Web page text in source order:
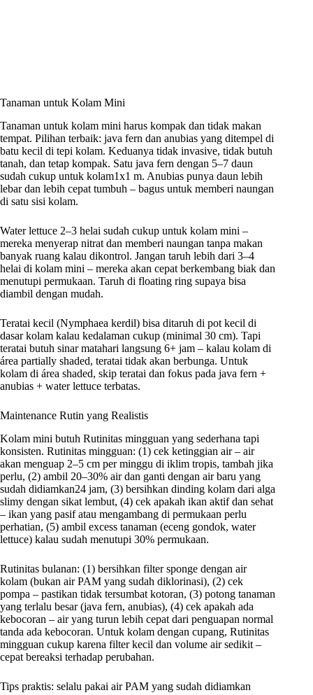
Tanaman untuk Kolam Mini
Tanaman untuk kolam mini harus kompak dan tidak makan
tempat. Pilihan terbaik: java fern dan anubias yang ditempel di
batu kecil di tepi kolam. Keduanya tidak invasive, tidak butuh
tanah, dan tetap kompak. Satu java fern dengan 5–7 daun
sudah cukup untuk kolam1x1 m. Anubias punya daun lebih
lebar dan lebih cepat tumbuh – bagus untuk memberi naungan
di satu sisi kolam.
Water lettuce 2–3 helai sudah cukup untuk kolam mini –
mereka menyerap nitrat dan memberi naungan tanpa makan
banyak ruang kalau dikontrol. Jangan taruh lebih dari 3–4
helai di kolam mini – mereka akan cepat berkembang biak dan
menutupi permukaan. Taruh di floating ring supaya bisa
diambil dengan mudah.
Teratai kecil (Nymphaea kerdil) bisa ditaruh di pot kecil di
dasar kolam kalau kedalaman cukup (minimal 30 cm). Tapi
teratai butuh sinar matahari langsung 6+ jam – kalau kolam di
área partially shaded, teratai tidak akan berbunga. Untuk
kolam di área shaded, skip teratai dan fokus pada java fern +
anubias + water lettuce terbatas.
Maintenance Rutin yang Realistis
Kolam mini butuh Rutinitas mingguan yang sederhana tapi
konsisten. Rutinitas mingguan: (1) cek ketinggian air – air
akan menguap 2–5 cm per minggu di iklim tropis, tambah jika
perlu, (2) ambil 20–30% air dan ganti dengan air baru yang
sudah didiamkan24 jam, (3) bersihkan dinding kolam dari alga
slimy dengan sikat lembut, (4) cek apakah ikan aktif dan sehat
– ikan yang pasif atau mengambang di permukaan perlu
perhatian, (5) ambil excess tanaman (eceng gondok, water
lettuce) kalau sudah menutupi 30% permukaan.
Rutinitas bulanan: (1) bersihkan filter sponge dengan air
kolam (bukan air PAM yang sudah diklorinasi), (2) cek
pompa – pastikan tidak tersumbat kotoran, (3) potong tanaman
yang terlalu besar (java fern, anubias), (4) cek apakah ada
kebocoran – air yang turun lebih cepat dari penguapan normal
tanda ada kebocoran. Untuk kolam dengan cupang, Rutinitas
mingguan cukup karena filter kecil dan volume air sedikit –
cepat bereaksi terhadap perubahan.
Tips praktis: selalu pakai air PAM yang sudah didiamkan